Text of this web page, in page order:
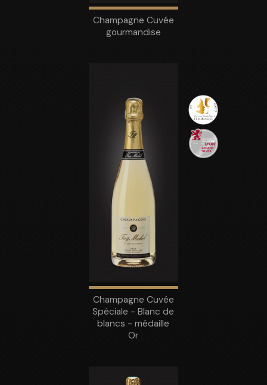
Champagne Cuvée
gourmandise
Champagne Cuvée
Spéciale - Blanc de
blancs - médaille
Or